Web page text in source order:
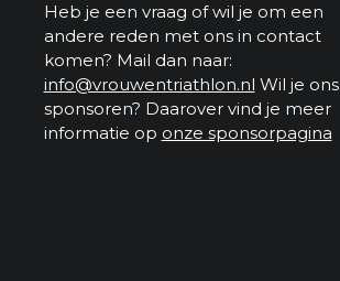
Heb je een vraag of wil je om een
andere reden met ons in contact
komen? Mail dan naar:
info@vrouwentriathlon.nl Wil je ons
sponsoren? Daarover vind je meer
informatie op onze sponsorpagina